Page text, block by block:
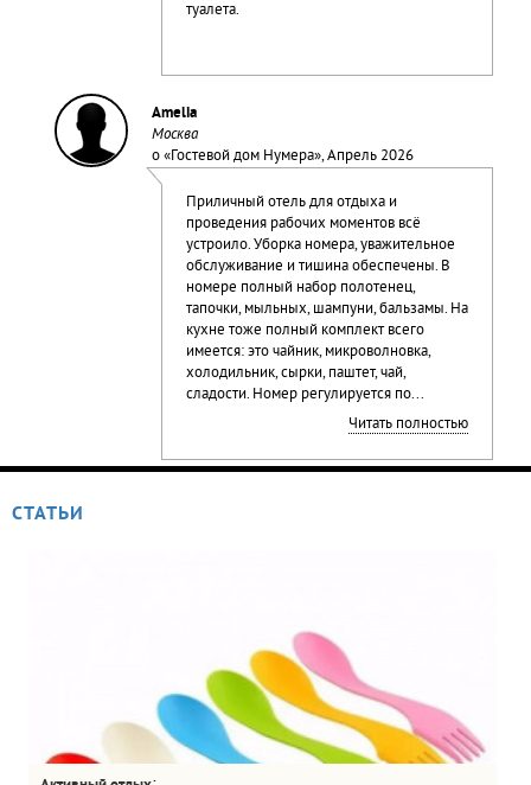
туалета.
Amelia
Москва
о «Гостевой дом Нумера», Апрель 2026
Приличный отель для отдыха и
проведения рабочих моментов всё
устроило. Уборка номера, уважительное
обслуживание и тишина обеспечены. В
номере полный набор полотенец,
тапочки, мыльных, шампуни, бальзамы. На
кухне тоже полный комплект всего
имеется: это чайник, микроволновка,
холодильник, сырки, паштет, чай,
сладости. Номер регулируется по...
Читать полностью
СТАТЬИ